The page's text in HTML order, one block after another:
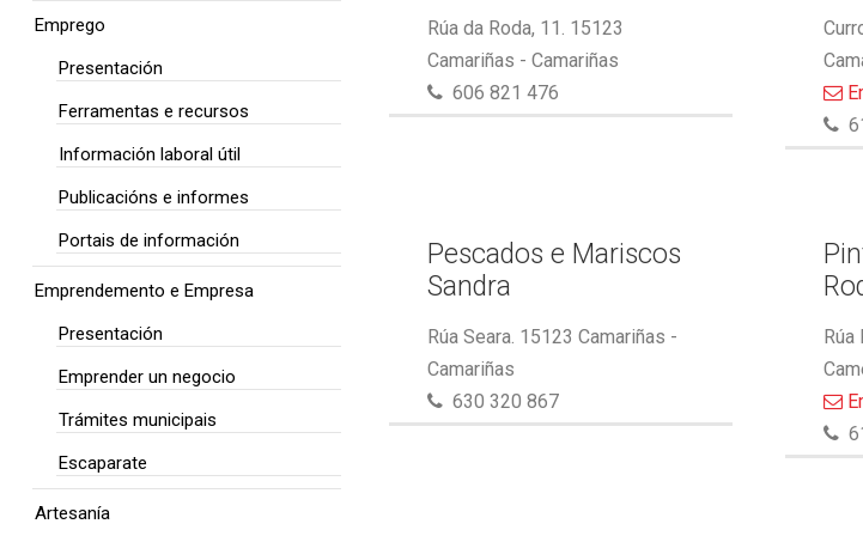
Rúa da Roda, 11. 15123
Camariñas - Camariñas
606 821 476
Pescados e Mariscos
Sandra
Rúa Seara. 15123 Camariñas -
Camariñas
630 320 867
Rúa
Emprego
Presentación
Ferramentas e recursos
Información laboral útil
Publicacións e informes
Portais de información
Emprendemento e Empresa
Presentación
Emprender un negocio
Trámites municipais
Escaparate
Artesanía